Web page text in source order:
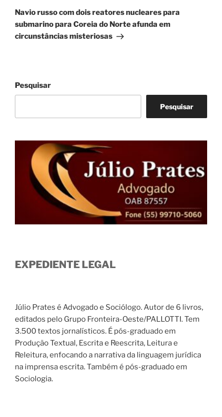
post
Navio russo com dois reatores nucleares para
submarino para Coreia do Norte afunda em
circunstâncias misteriosas
Pesquisar
Pesquisar
EXPEDIENTE LEGAL
Júlio Prates é Advogado e Sociólogo. Autor de 6 livros,
editados pelo Grupo Fronteira-Oeste/PALLOTTI. Tem
3.500 textos jornalísticos. É pós-graduado em
Produção Textual, Escrita e Reescrita, Leitura e
Releitura, enfocando a narrativa da linguagem jurídica
na imprensa escrita. Também é pós-graduado em
Sociologia.